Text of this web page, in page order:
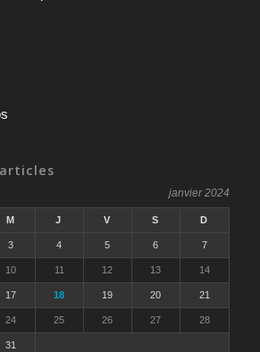
janvier 2024
M J V S D
3 4 5 6 7
10 11 12 13 14
17 18 19 20 21
24 25 26 27 28
31